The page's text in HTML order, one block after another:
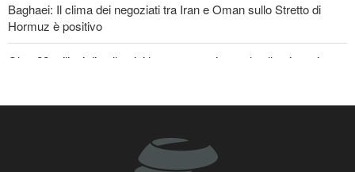
Baghaei: Il clima dei negoziati tra Iran e Oman sullo Stretto di
Hormuz è positivo
Oltre 22 milioni di pellegrini hanno partecipato al pellegrinaggio
Gharibabadi: L'intesa tra Iran e Oman non significa la completa
riapertura dello Stretto di Hormuz